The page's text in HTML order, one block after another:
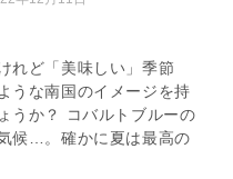
れど「美味しい」季節
うな南国のイメージを持
うか？ コバルトブルーの
候…。確かに夏は最高の